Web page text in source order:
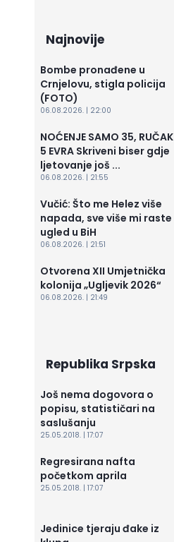
Najnovije
Bombe pronađene u
Crnjelovu, stigla policija
(FOTO)
06.08.2026. | 22:00
NOĆENJE SAMO 35, RUČAK
5 EVRA Skriveni biser gdje
ljetovanje još ...
06.08.2026. | 21:55
Vučić: Što me Helez više
napada, sve više mi raste
ugled u BiH
06.08.2026. | 21:51
Otvorena XII Umjetnička
kolonija „Ugljevik 2026“
06.08.2026. | 21:49
Republika Srpska
Još nema dogovora o
popisu, statističari na
saslušanju
25.05.2018. | 17:07
Regresirana nafta
početkom aprila
25.05.2018. | 17:07
Jedinice tjeraju đake iz